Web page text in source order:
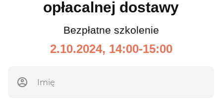
opłacalnej dostawy
Bezpłatne szkolenie
2.10.2024, 14:00-15:00